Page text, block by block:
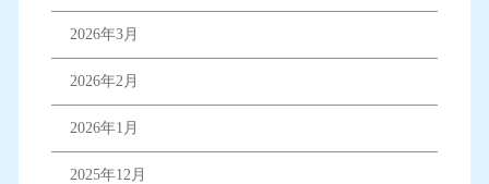
2026年3月
2026年2月
2026年1月
2025年12月